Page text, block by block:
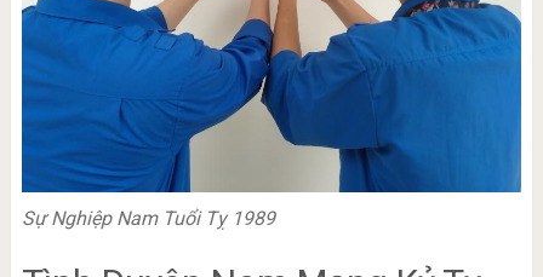
Sự Nghiệp Nam Tuổi Tỵ 1989